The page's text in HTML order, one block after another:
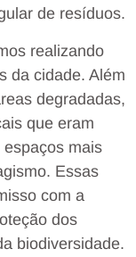
de resíduos.
realizando
da cidade. Além
degradadas,
que eram
mais
Essas
com a
dos
biodiversidade.